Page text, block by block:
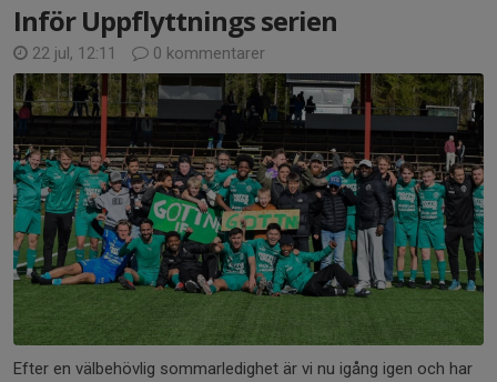
Inför Uppflyttnings serien
22 jul, 12:11 0 kommentarer
Efter en välbehövlig sommarledighet är vi nu igång igen och har